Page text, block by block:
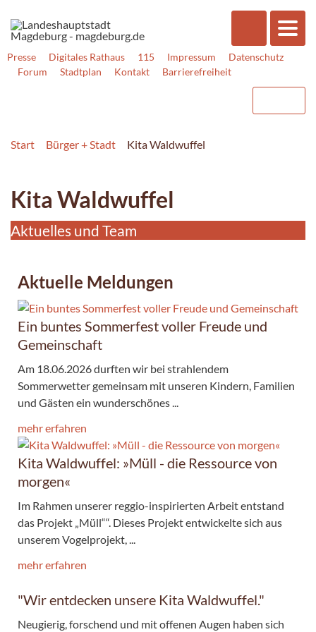
Presse Digitales Rathaus 115 Impressum
Datenschutz
Forum
Stadtplan Kontakt Barrierefreiheit
Start Bürger + Stadt Kita Waldwuffel
Kita Waldwuffel
Aktuelles und Team
Aktuelle Meldungen
Ein buntes Sommerfest voller Freude und
Gemeinschaft
Am 18.06.2026 durften wir bei strahlendem
Sommerwetter gemeinsam mit unseren Kindern, Familien
und Gästen ein wunderschönes ...
mehr erfahren
Kita Waldwuffel: »Müll - die Ressource von
morgen«
Im Rahmen unserer reggio-inspirierten Arbeit entstand
das Projekt „Müll““. Dieses Projekt entwickelte sich aus
unserem Vogelprojekt, ...
mehr erfahren
"Wir entdecken unsere Kita Waldwuffel."
Neugierig, forschend und mit offenen Augen haben sich